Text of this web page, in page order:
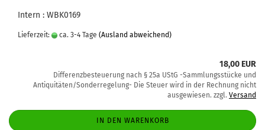
Intern : WBK0169
Lieferzeit: ca. 3-4 Tage (Ausland abweichend)
18,00 EUR
Differenzbesteuerung nach § 25a UStG -Sammlungsstücke und
Antiquitäten/Sonderregelung- Die Steuer wird in der Rechnung nicht
ausgewiesen. zzgl. Versand
IN DEN WARENKORB